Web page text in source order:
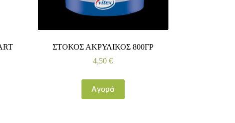
ΣΤΟΚΟΣ ΑΚΡΥΛΙΚΟΣ 800ΓΡ
4,50€
Αγορά